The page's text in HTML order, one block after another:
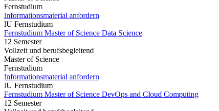
Fernstudium
Informationsmaterial anfordern
IU Fernstudium
Fernstudium Master of Science Data Science
12 Semester
Vollzeit und berufsbegleitend
Master of Science
Fernstudium
Informationsmaterial anfordern
IU Fernstudium
Fernstudium Master of Science DevOps and Cloud Computing
12 Semester